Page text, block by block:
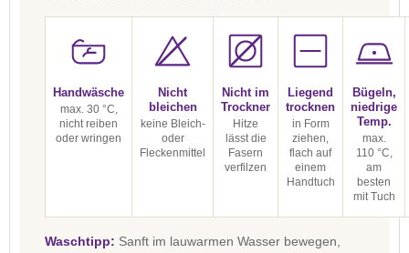
Handwäsche
max. 30 °C,
nicht reiben
oder wringen
Nicht
bleichen
keine Bleich-
oder
Fleckenmittel
Nicht im
Trockner
Hitze
lässt die
Fasern
verfilzen
Liegend
trocknen
in Form
ziehen,
flach auf
einem
Handtuch
Bügeln,
niedrige
Temp.
max.
110 °C,
am
besten
mit Tuch
Waschtipp: Sanft im lauwarmen Wasser bewegen,